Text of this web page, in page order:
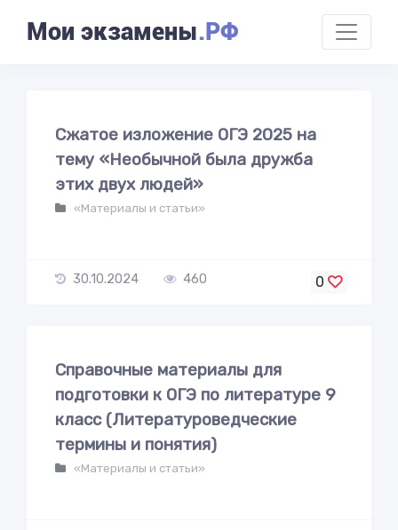
Мои экзамены.РФ
Сжатое изложение ОГЭ 2025 на
тему «Необычной была дружба
этих двух людей»
«Материалы и статьи»
30.10.2024 460 0
Справочные материалы для
подготовки к ОГЭ по литературе 9
класс (Литературоведческие
термины и понятия)
«Материалы и статьи»